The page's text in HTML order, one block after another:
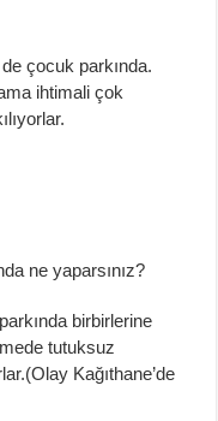
de çocuk parkında.
ihtimali çok
ne yaparsınız?
birbirlerine
de tutuksuz
Olay Kağıthane’de